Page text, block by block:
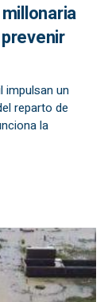
impulsan un
reparto de
la